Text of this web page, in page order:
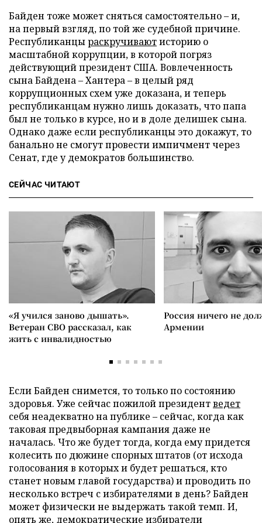
Байден тоже может сняться самостоятельно – и,
на первый взгляд, по той же судебной причине.
Республиканцыраскручиваютисторию о
масштабной коррупции, в которой погряз
действующий президент США. Вовлеченность
сына Байдена – Хантера – в целый ряд
коррупционных схем уже доказана, и теперь
республиканцам нужно лишь доказать, что папа
был не только в курсе, но и в доле делишек сына.
Однако даже если республиканцы это докажут, то
банально не смогут провести импичмент через
Сенат, где у демократов большинство.
СЕЙЧАС ЧИТАЮТ
«Я учился заново дышать».
Ветеран СВО рассказал, как
жить с инвалидностью
Россия ничего не
Армении
Если Байден снимется, то только по состоянию
здоровья. Уже сейчас пожилой президентведет
себя неадекватно на публике – сейчас, когда как
таковая предвыборная кампания даже не
началась. Что же будет тогда, когда ему придется
колесить по дюжине спорных штатов (от исхода
голосования в которых и будет решаться, кто
станет новым главой государства) и проводить по
несколько встреч с избирателями в день? Байден
может физически не выдержать такой темп. И,
опять же, демократические избиратели